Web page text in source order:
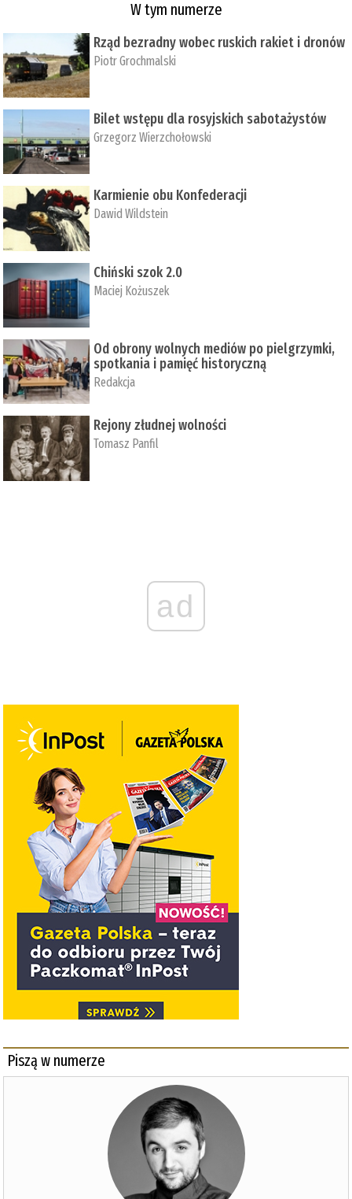
W tym numerze
Rząd bezradny wobec ruskich rakiet i dronów
Piotr Grochmalski
Bilet wstępu dla rosyjskich sabotażystów
Grzegorz Wierzchołowski
Karmienie obu Konfederacji
Dawid Wildstein
Chiński szok 2.0
Maciej Kożuszek
Od obrony wolnych mediów po pielgrzymki,
spotkania i pamięć historyczną
Redakcja
Rejony złudnej wolności
Tomasz Panfil
ad
Piszą w numerze